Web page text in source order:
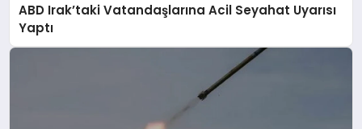
ABD Irak’taki Vatandaşlarına Acil Seyahat Uyarısı
Yaptı